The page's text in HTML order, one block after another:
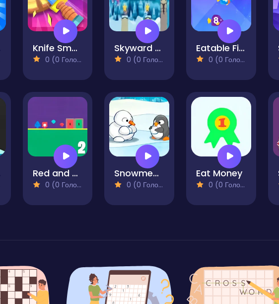
Knife Smash
0 (0 Голосів)
Skyward Princess Pro
0 (0 Голосів)
Eatable Fishes
0 (0 Голосів)
Red and Blue Adventure 2
0 (0 Голосів)
Snowmen VS Penguin
0 (0 Голосів)
Eat Money
0 (0 Голосів)